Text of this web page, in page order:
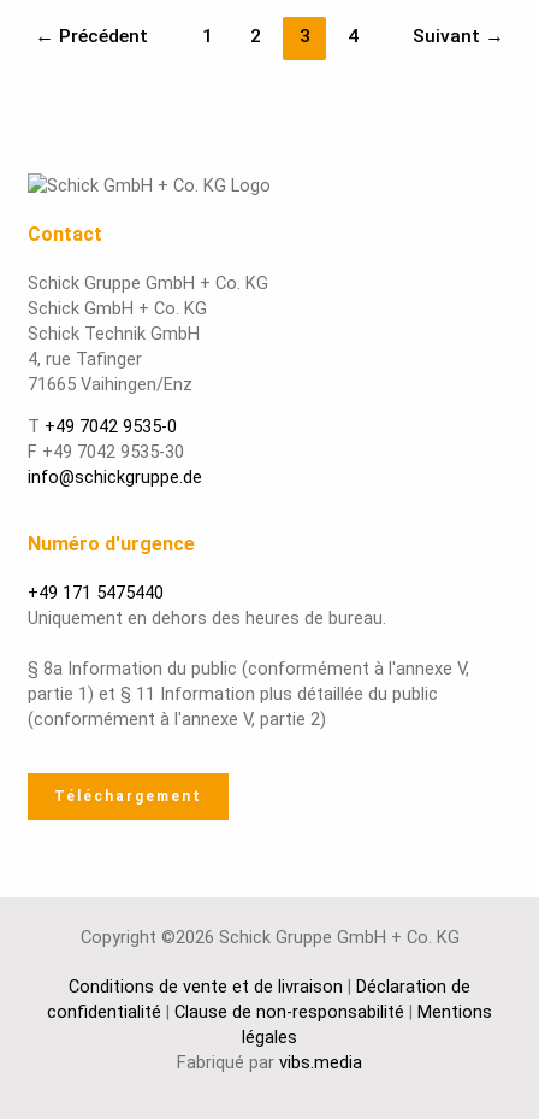
← Précédent 1 2 3 4 Suivant →
Contact
Schick Gruppe GmbH + Co. KG
Schick GmbH + Co. KG
Schick Technik GmbH
4, rue Tafinger
71665 Vaihingen/Enz
T +49 7042 9535-0
F +49 7042 9535-30
info@schickgruppe.de
Numéro d'urgence
+49 171 5475440
Uniquement en dehors des heures de bureau.
§ 8a Information du public (conformément à l'annexe V,
partie 1) et § 11 Information plus détaillée du public
(conformément à l'annexe V, partie 2)
Téléchargement
Copyright ©2026 Schick Gruppe GmbH + Co. KG
Conditions de vente et de livraison | Déclaration de
confidentialité | Clause de non-responsabilité | Mentions
légales
Fabriqué par vibs.media